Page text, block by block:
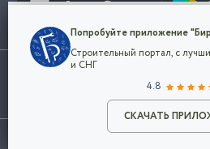
Разместить
Использование сайта, в том числе подача
марки представленные на сайте являются
©2026Биржа
Конфиденциальность
Мы используем файлы cookie,
наш сайт удобным для каждого
Политикой
и принимаете условия
Попробуйте приложение
Строительный портал, с
и СНГ
4.8
СКАЧАТЬ